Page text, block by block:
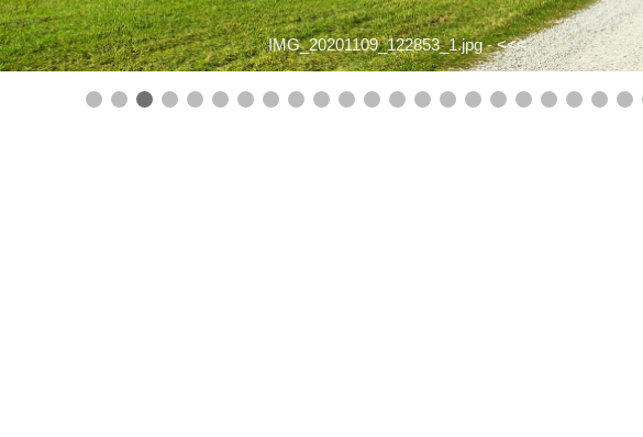
IMG_20201109_122853_1.jpg -<<<